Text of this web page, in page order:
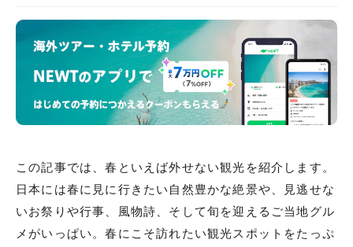
この記事では、春といえば外せない観光を紹介します。
日本には春に見に行きたい自然豊かな絶景や、見逃せな
いお祭りや行事、風物詩、そして旬を迎えるご当地グル
メがいっぱい。春にこそ訪れたい観光スポットをたっぷ